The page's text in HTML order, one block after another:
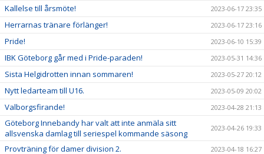
Kallelse till årsmöte! 2023-06-17 23:35
Herrarnas tränare förlänger! 2023-06-17 23:16
Pride! 2023-06-10 15:39
IBK Göteborg går med i Pride-paraden! 2023-05-31 14:36
Sista Helgidrotten innan sommaren! 2023-05-27 20:12
Nytt ledarteam till U16. 2023-05-09 20:02
Valborgsfirande! 2023-04-28 21:13
Göteborg Innebandy har valt att inte anmäla sitt
allsvenska damlag till seriespel kommande säsong
2023-04-26 19:33
Provträning för damer division 2. 2023-04-18 16:27